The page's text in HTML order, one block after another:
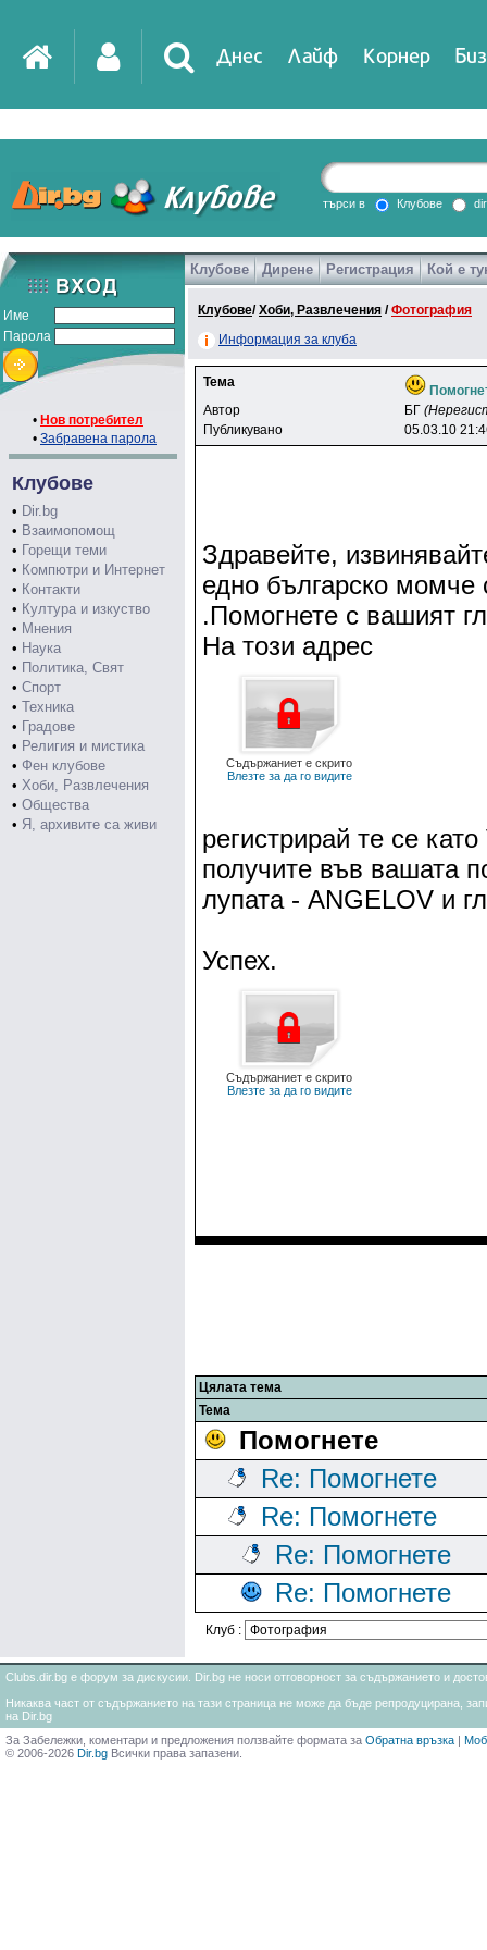
Днес Лайф Корнер
DirTV Impressio
Games
търси в Клубове
Име
Парола
• Нов потребител
• Забравена парола
Клубове
• Dir.bg
• Взаимопомощ
• Горещи теми
• Компютри и Интернет
• Контакти
• Култура и изкуство
• Мнения
• Наука
• Политика, Свят
• Спорт
• Техника
• Градове
• Религия и мистика
• Фен клубове
• Хоби, Развлечения
• Общества
• Я, архивите са живи
Клубове Дирене Регистрация Кой е
Клубове/Хоби, Развлечения /Фотография
Информация за клуба
Тема
Автор
БГ
Публикувано
05.03.10
Здравейте,
едно българско
.Помогнете с вашият
На този адрес
Съдържаниет е скрито
Влезте за да го видите
регистрирай те се
получите във вашата
лупата - ANGELOV и
Успех.
Съдържаниет е скрито
Влезте за да го видите
Цялата тема
Тема
Помогнете
Re: Помогнете
Re: Помогнете
Re: Помогнете
Re: Помогнете
Клуб :
Clubs.dir.bg е форум за дискусии. Dir.bg не носи отговорност за съдържанието и
Никаква част от съдържанието на тази страница не може да бъде репродуцирана,
на Dir.bg
За Забележки, коментари и предложения ползвайте формата за Обратна връзка |
© 2006-2026 Dir.bg Всички права запазени.